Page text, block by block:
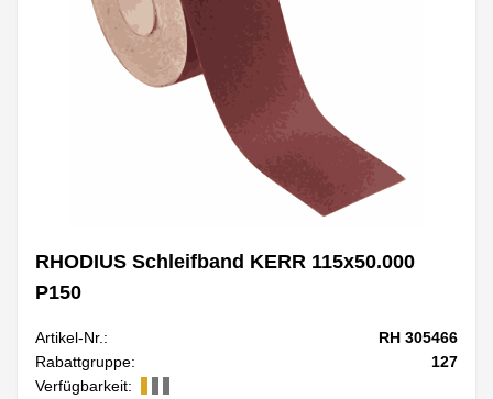
RHODIUS Schleifband KERR 115x50.000
P150
Artikel-Nr.:
RH 305466
Rabattgruppe:
127
Verfügbarkeit: